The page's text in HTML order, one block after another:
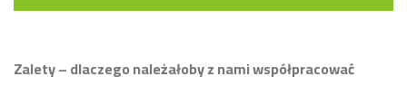
Zalety – dlaczego należałoby z nami współpracować